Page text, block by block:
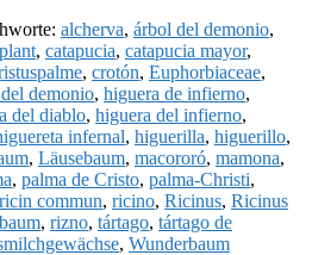
alcherva, árbol del demonio,
, catapucia, catapucia mayor,
, crotón, Euphorbiaceae,
demonio, higuera de infierno,
del diablo, higuera del infierno,
infernal, higuerilla, higuerillo,
, Läusebaum, macororó, mamona,
, palma de Cristo, palma-Christi,
ricin commun, ricino, Ricinus, Ricinus
, rizno, tártago, tártago de
, Wunderbaum